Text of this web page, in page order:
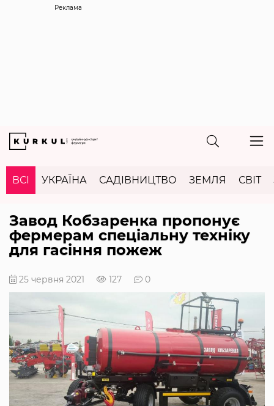
Реклама
ВСІ УКРАЇНА САДІВНИЦТВО ЗЕМЛЯ СВІТ
Завод Кобзаренка пропонує
фермерам спеціальну техніку
для гасіння пожеж
25 червня 2021 127 0